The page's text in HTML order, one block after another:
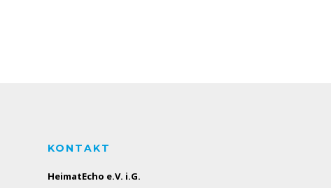
KONTAKT
HeimatEcho e.V. i.G.